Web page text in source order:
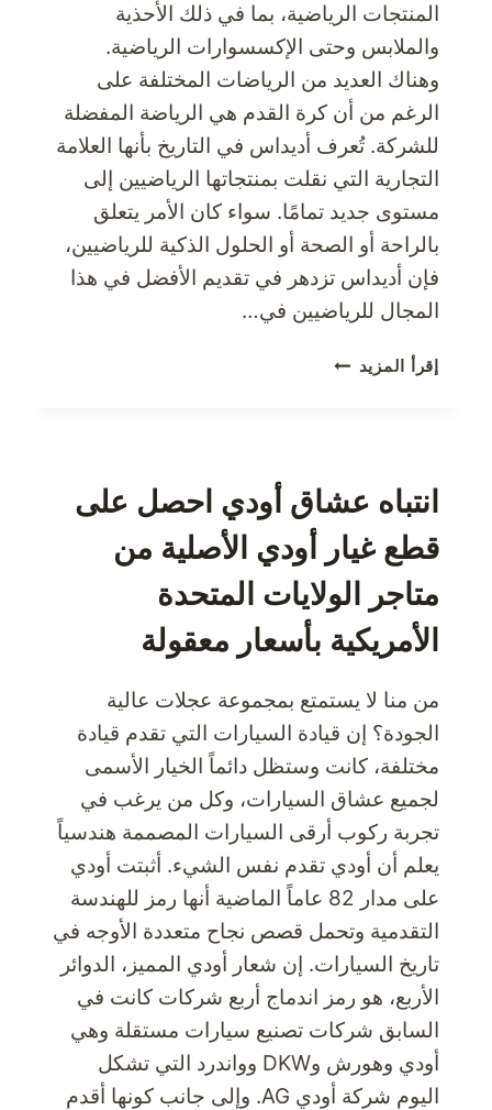
المنتجات الرياضية، بما في ذلك الأحذية
والملابس وحتى الإكسسوارات الرياضية.
وهناك العديد من الرياضات المختلفة على
الرغم من أن كرة القدم هي الرياضة المفضلة
للشركة. تُعرف أديداس في التاريخ بأنها العلامة
التجارية التي نقلت بمنتجاتها الرياضيين إلى
مستوى جديد تمامًا. سواء كان الأمر يتعلق
بالراحة أو الصحة أو الحلول الذكية للرياضيين،
فإن أديداس تزدهر في تقديم الأفضل في هذا
المجال للرياضيين في…
إقرأ المزيد احصل
من
متجر
أديداس
الولايات
المتحدة
الأمريكية
انتباه عشاق أودي احصل على
قطع غيار أودي الأصلية من
متاجر الولايات المتحدة
الأمريكية بأسعار معقولة
من منا لا يستمتع بمجموعة عجلات عالية
الجودة؟ إن قيادة السيارات التي تقدم قيادة
مختلفة، كانت وستظل دائماً الخيار الأسمى
لجميع عشاق السيارات، وكل من يرغب في
تجربة ركوب أرقى السيارات المصممة هندسياً
يعلم أن أودي تقدم نفس الشيء. أثبتت أودي
على مدار 82 عاماً الماضية أنها رمز للهندسة
التقدمية وتحمل قصص نجاح متعددة الأوجه في
تاريخ السيارات. إن شعار أودي المميز، الدوائر
الأربع، هو رمز اندماج أربع شركات كانت في
السابق شركات تصنيع سيارات مستقلة وهي
أودي وهورش وDKW وواندرد التي تشكل
اليوم شركة أودي AG. وإلى جانب كونها أقدم